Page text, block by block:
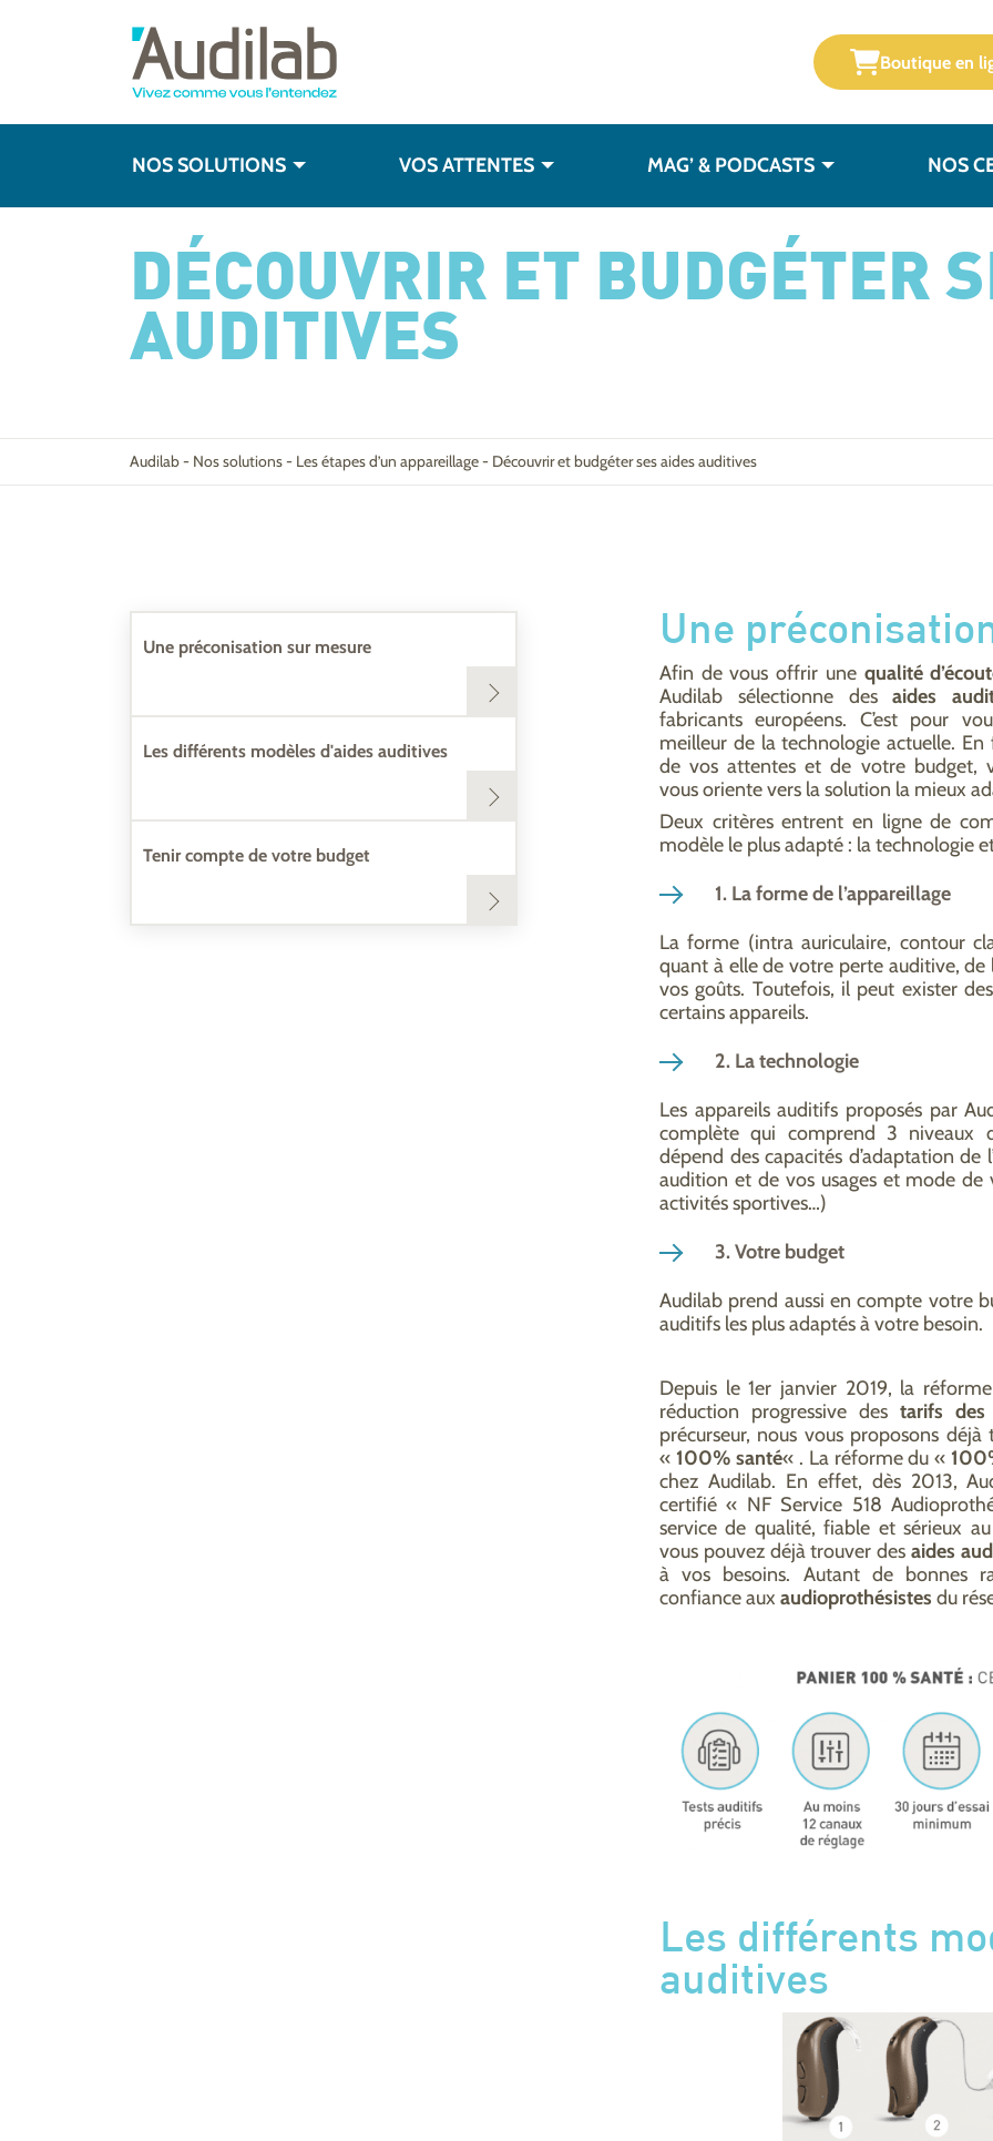
Boutique en
NOS SOLUTIONS VOS ATTENTES MAG’ & PODCASTS NOS
DÉCOUVRIR ET BUDGÉTER
AUDITIVES
Audilab- Nos solutions- Les étapes d’un appareillage- Découvrir et budgéter ses aides auditives
Une préconisation sur mesure
Les différents modèles d'aides auditives
Tenir compte de votre budget
Une
Afin de vous offrir une qualité
Audilab sélectionne desaides
fabricants européens. C’est pour
meilleur de la technologie actuelle.
de vos attentes et de votre budget,
vous oriente vers la solution la mieux
Deux critères entrent en ligne de
modèle le plus adapté : la technologie
1. La forme de l’appareillage
La forme (intra auriculaire, contour
quant à elle de votre perte auditive, de
vos goûts. Toutefois, il peut exister
certains appareils.
2. La technologie
Les appareils auditifs proposés par
complète qui comprend 3 niveaux
dépend des capacités d’adaptation
audition et de vos usages et mode de
activités sportives…)
3. Votre budget
Audilab prend aussi en compte votre
auditifs les plus adaptés à votre besoin.
Depuis le 1er janvier 2019, la
réduction progressive des tarifs des
précurseur, nous vous proposons
« 100% santé« . La réforme du «
chez Audilab. En effet, dès 2013,
certifié « NF Service 518
service de qualité, fiable et sérieux
vous pouvez déjà trouver des aides
à vos besoins. Autant de bonnes
confiance aux audioprothésistes du
Les différents
auditives